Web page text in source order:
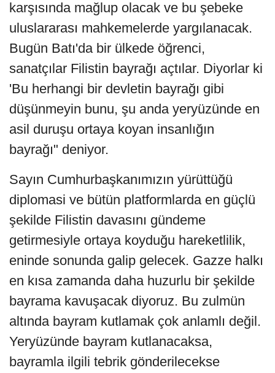
karşısında mağlup olacak ve bu şebeke
uluslararası mahkemelerde yargılanacak.
Bugün Batı'da bir ülkede öğrenci,
sanatçılar Filistin bayrağı açtılar. Diyorlar ki
'Bu herhangi bir devletin bayrağı gibi
düşünmeyin bunu, şu anda yeryüzünde en
asil duruşu ortaya koyan insanlığın
bayrağı" deniyor.
Sayın Cumhurbaşkanımızın yürüttüğü
diplomasi ve bütün platformlarda en güçlü
şekilde Filistin davasını gündeme
getirmesiyle ortaya koyduğu hareketlilik,
eninde sonunda galip gelecek. Gazze halkı
en kısa zamanda daha huzurlu bir şekilde
bayrama kavuşacak diyoruz. Bu zulmün
altında bayram kutlamak çok anlamlı değil.
Yeryüzünde bayram kutlanacaksa,
bayramla ilgili tebrik gönderilecekse